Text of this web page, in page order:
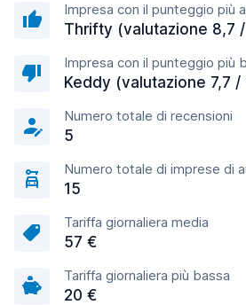
Impresa con il punteggio più
Thrifty (valutazione 8,7 /
Impresa con il punteggio più
Keddy (valutazione 7,7 /
Numero totale di recensioni
5
Numero totale di imprese di
15
Tariffa giornaliera media
57 €
Tariffa giornaliera più bassa
20 €